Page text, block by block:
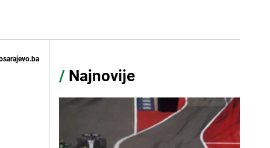
/ Najnovije